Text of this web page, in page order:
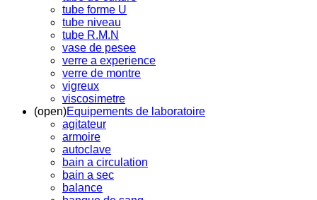
tube forme U
tube niveau
tube R.M.N
vase de pesee
verre a experience
verre de montre
vigreux
viscosimetre
(open)Equipements de laboratoire
agitateur
armoire
autoclave
bain a circulation
bain a sec
balance